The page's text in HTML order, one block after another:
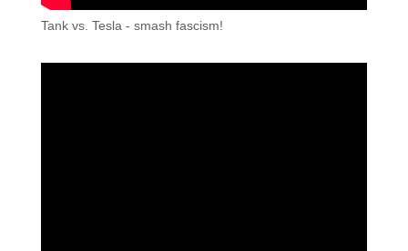
Tank vs. Tesla - smash fascism!